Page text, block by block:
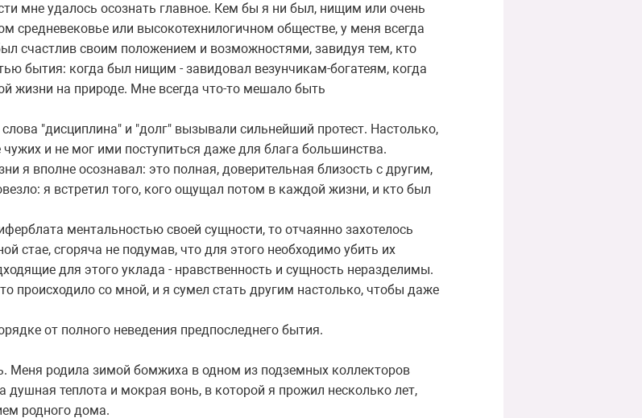
мне удалось осознать главное. Кем бы я ни был, нищим или очень
средневековье или высокотехнилогичном обществе, у меня всегда
счастлив своим положением и возможностями, завидуя тем, кто
бытия: когда был нищим - завидовал везунчикам-богатеям, когда
жизни на природе. Мне всегда что-то мешало быть
"дисциплина" и "долг" вызывали сильнейший протест. Настолько,
чужих и не мог ими поступиться даже для блага большинства.
я вполне осознавал: это полная, доверительная близость с другим,
я встретил того, кого ощущал потом в каждой жизни, и кто был
ментальностью своей сущности, то отчаянно захотелось
стае, сгоряча не подумав, что для этого необходимо убить их
для этого уклада - нравственность и сущность неразделимы.
происходило со мной, и я сумел стать другим настолько, чтобы даже
от полного неведения предпоследнего бытия.
Меня родила зимой бомжиха в одном из подземных коллекторов
душная теплота и мокрая вонь, в которой я прожил несколько лет,
родного дома.